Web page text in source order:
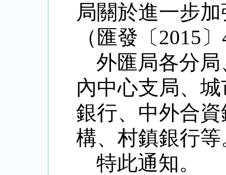
局關於進一步
（匯發〔2015〕
外匯局各分
內中心支局、
銀行、中外合
構、村鎮銀行等
特此通知。